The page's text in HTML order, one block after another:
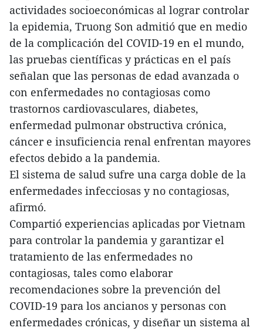
actividades socioeconómicas al lograr controlar
la epidemia, Truong Son admitió que en medio
de la complicación del COVID-19 en el mundo,
las pruebas científicas y prácticas en el país
señalan que las personas de edad avanzada o
con enfermedades no contagiosas como
trastornos cardiovasculares, diabetes,
enfermedad pulmonar obstructiva crónica,
cáncer e insuficiencia renal enfrentan mayores
efectos debido a la pandemia.
El sistema de salud sufre una carga doble de la
enfermedades infecciosas y no contagiosas,
afirmó.
Compartió experiencias aplicadas por Vietnam
para controlar la pandemia y garantizar el
tratamiento de las enfermedades no
contagiosas, tales como elaborar
recomendaciones sobre la prevención del
COVID-19 para los ancianos y personas con
enfermedades crónicas, y diseñar un sistema al